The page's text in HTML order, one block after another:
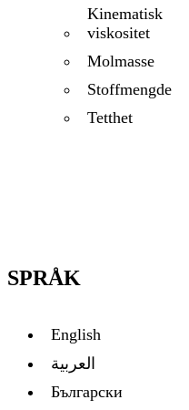
Kinematisk
viskositet
Molmasse
Stoffmengde
Tetthet
SPRÅK
English
العربية
Български